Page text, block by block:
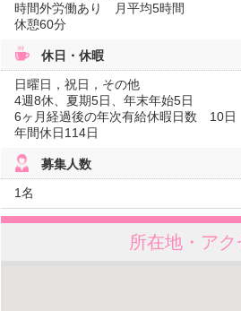
時間外労働あり 月平均5時間
休憩60分
休日・休暇
日曜日，祝日，その他
4週8休、夏期5日、年末年始5日
6ヶ月経過後の年次有給休暇日数 10日
年間休日114日
募集人数
1名
所在地・アク